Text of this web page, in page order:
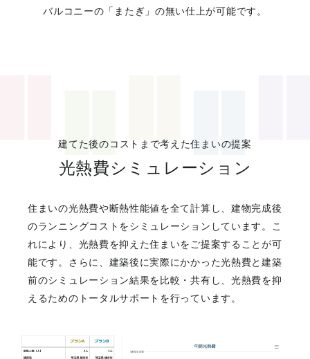
バルコニーの「またぎ」の無い仕上が可能です。
建てた後のコストまで考えた住まいの提案
光熱費シミュレーション
住まいの光熱費や断熱性能値を全て計算し、建物完成後
のランニングコストをシミュレーションしています。こ
れにより、光熱費を抑えた住まいをご提案することが可
能です。さらに、建築後に実際にかかった光熱費と建築
前のシミュレーション結果を比較・共有し、光熱費を抑
えるためのトータルサポートを行っています。